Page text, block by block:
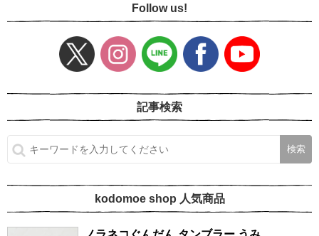
Follow us!
記事検索
kodomoe shop 人気商品